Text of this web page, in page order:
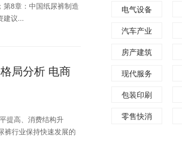
8章：中国纸尿裤制造
建议...
局分析 电商
提高、消费结构升
裤行业保持快速发展的
电气设备
汽车产业
房产建筑
现代服务
包装印刷
零售快消